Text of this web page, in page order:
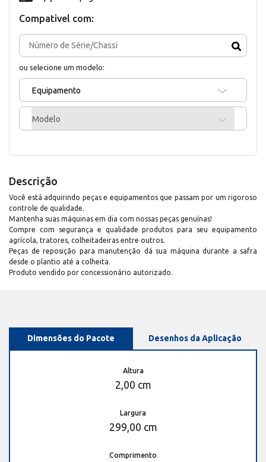
Compativel com:
ou selecione um modelo:
Equipamento
Modelo
Descrição
Você está adquirindo peças e equipamentos que passam por um rigoroso
controle de qualidade.
Mantenha suas máquinas em dia com nossas peças genuínas!
Compre com segurança e qualidade produtos para seu equipamento
agrícola, tratores, colheitadeiras entre outros.
Peças de reposição para manutenção dá sua máquina durante a safra
desde o plantio até a colheita.
Produto vendido por concessionário autorizado.
Dimensões do Pacote Desenhos da Aplicação
Altura
2,00 cm
Largura
299,00 cm
Comprimento